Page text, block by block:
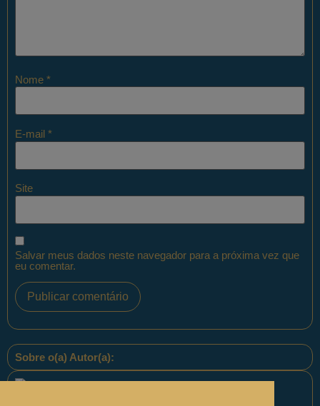
Nome *
E-mail *
Site
Salvar meus dados neste navegador para a próxima vez que
eu comentar.
Sobre o(a) Autor(a):